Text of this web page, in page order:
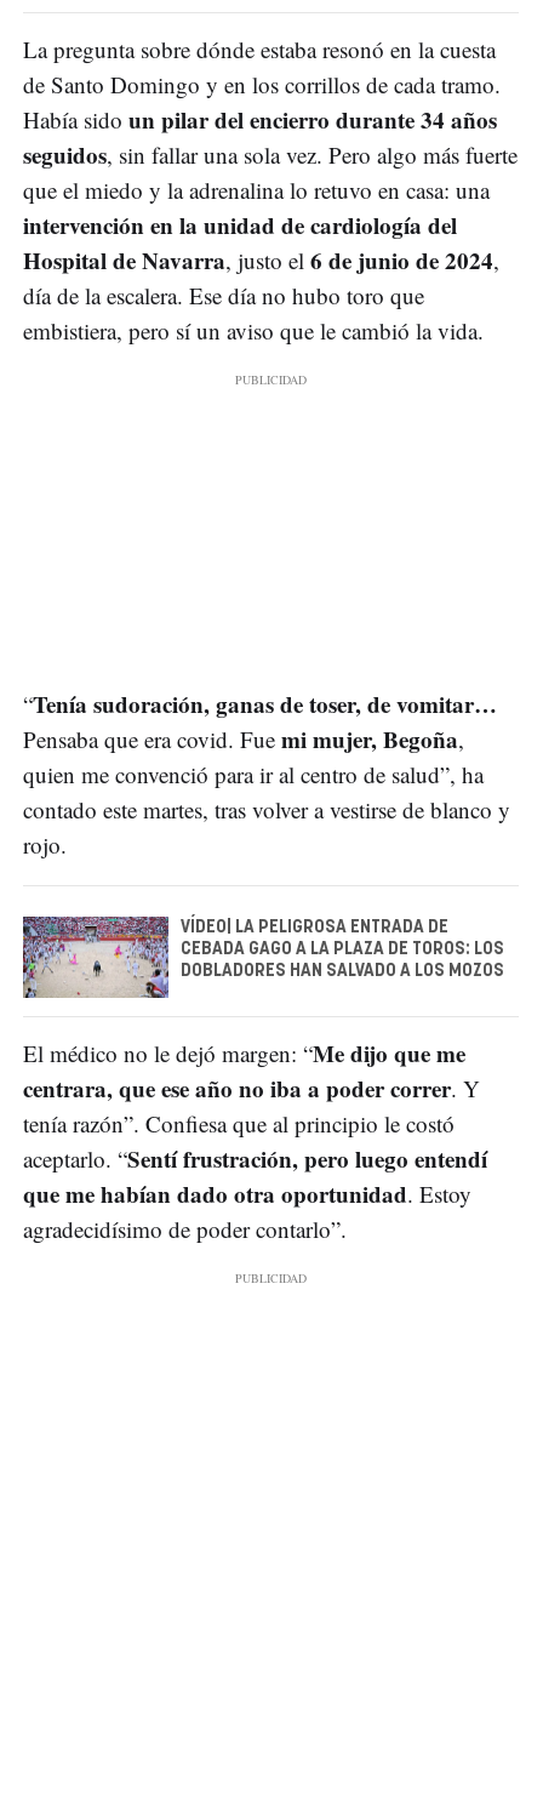
La pregunta sobre dónde estaba resonó en la cuesta
de Santo Domingo y en los corrillos de cada tramo.
Había sido un pilar del encierro durante 34 años
seguidos, sin fallar una sola vez. Pero algo más fuerte
que el miedo y la adrenalina lo retuvo en casa: una
intervención en la unidad de cardiología del
Hospital de Navarra, justo el 6 de junio de 2024,
día de la escalera. Ese día no hubo toro que
embistiera, pero sí un aviso que le cambió la vida.
“Tenía sudoración, ganas de toser, de vomitar…
Pensaba que era covid. Fue mi mujer, Begoña,
quien me convenció para ir al centro de salud”, ha
contado este martes, tras volver a vestirse de blanco y
rojo.
VÍDEO| LA PELIGROSA ENTRADA DE
CEBADA GAGO A LA PLAZA DE TOROS: LOS
DOBLADORES HAN SALVADO A LOS MOZOS
El médico no le dejó margen: “Me dijo que me
centrara, que ese año no iba a poder correr. Y
tenía razón”. Confiesa que al principio le costó
aceptarlo. “Sentí frustración, pero luego entendí
que me habían dado otra oportunidad. Estoy
agradecidísimo de poder contarlo”.